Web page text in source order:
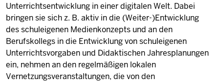
Unterrichtsentwicklung in einer digitalen Welt. Dabei
bringen sie sich z. B. aktiv in die (Weiter-)Entwicklung
des schuleigenen Medienkonzepts und an den
Berufskollegs in die Entwicklung von schuleigenen
Unterrichtsvorgaben und Didaktischen Jahresplanungen
ein, nehmen an den regelmäßigen lokalen
Vernetzungsveranstaltungen, die von den